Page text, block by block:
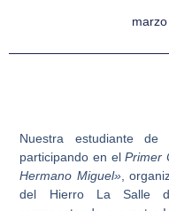
Nuestra estudiante
participando en elPrimer
Hermano Miguel»,
del Hierro La Salle